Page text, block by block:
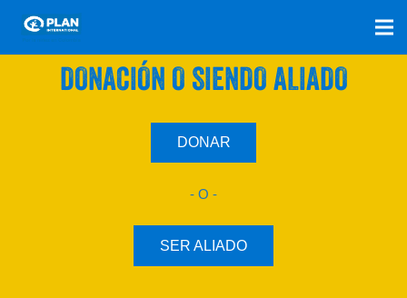
SÚMATE A NUESTRO PLAN CON UNA
DONACIÓN O SIENDO ALIADO
DONAR
- O -
SER ALIADO